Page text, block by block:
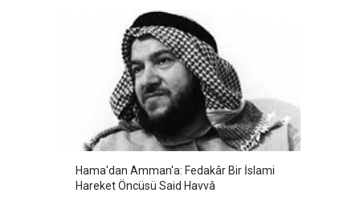
Hama'dan Amman'a: Fedakâr Bir İslami
Hareket Öncüsü Said Havvâ